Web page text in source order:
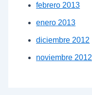
febrero 2013
enero 2013
diciembre 2012
noviembre 2012